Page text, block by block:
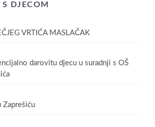
DJECOM
VRTIĆA MASLAČAK
darovitu djecu u suradnji s OŠ
Zaprešiću